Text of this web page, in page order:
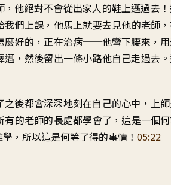
，他絕對不會從出家人的鞋上邁過去 ！
我們上課 ， 他馬上就要去見他的老師 ，
麼好的 ，正在治病──他彎下腰來 ，
邁 ， 然後留出一條小路他自己走過去 。
之後都會深深地刻在自己的心中 ， 上
有的老師的長處都學會了 ， 這是一個
， 所以這是何等了得的事情 ！ 05:22